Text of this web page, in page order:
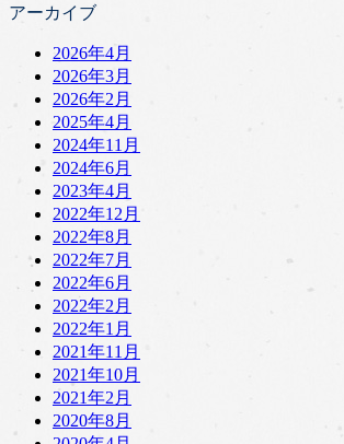
アーカイブ
2026年4月
2026年3月
2026年2月
2025年4月
2024年11月
2024年6月
2023年4月
2022年12月
2022年8月
2022年7月
2022年6月
2022年2月
2022年1月
2021年11月
2021年10月
2021年2月
2020年8月